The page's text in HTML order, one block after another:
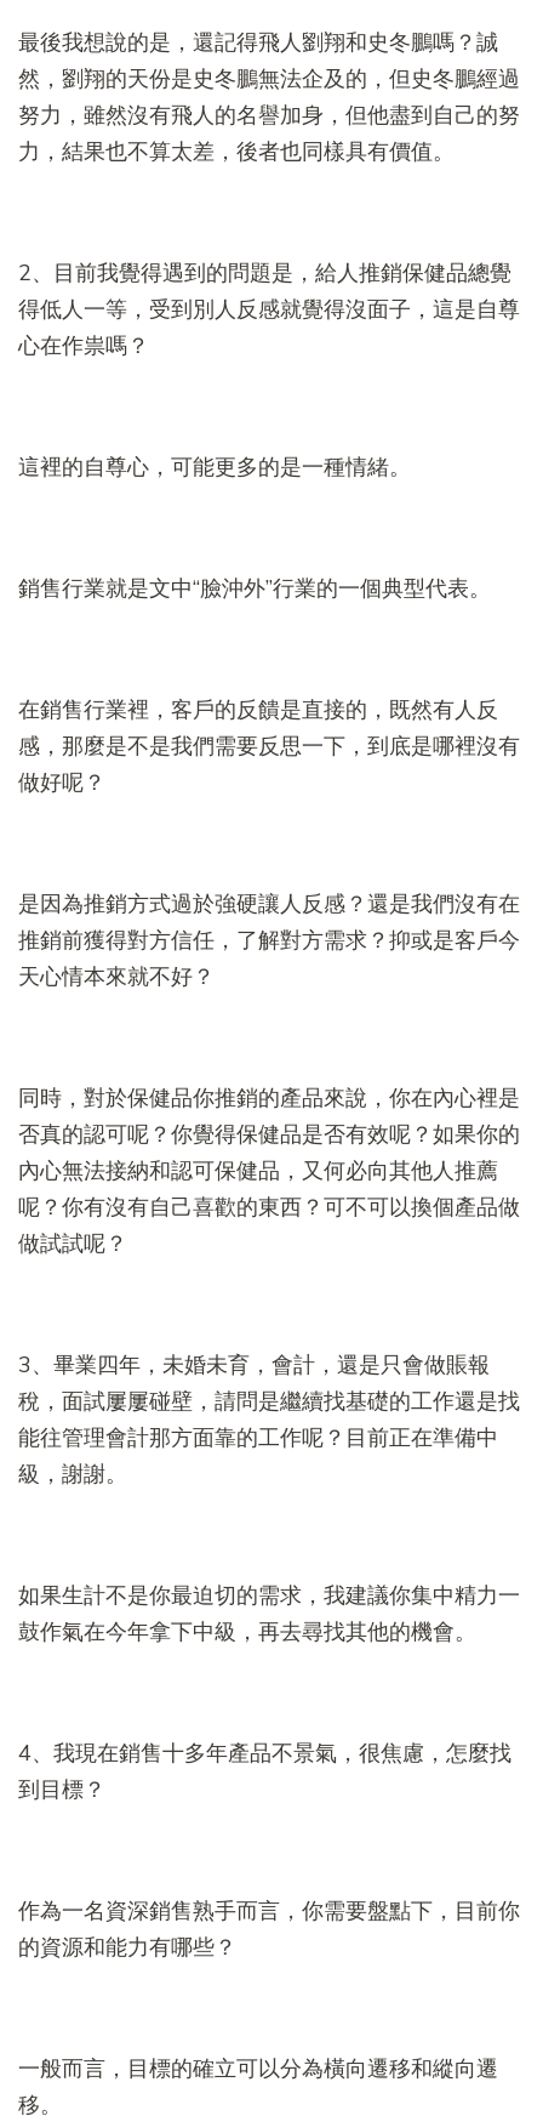
最後我想說的是，還記得飛人劉翔和史冬鵬嗎？誠
然，劉翔的天份是史冬鵬無法企及的，但史冬鵬經過
努力，雖然沒有飛人的名譽加身，但他盡到自己的努
力，結果也不算太差，後者也同樣具有價值。
2、目前我覺得遇到的問題是，給人推銷保健品總覺
得低人一等，受到別人反感就覺得沒面子，這是自尊
心在作祟嗎？
這裡的自尊心，可能更多的是一種情緒。
銷售行業就是文中“臉沖外”行業的一個典型代表。
在銷售行業裡，客戶的反饋是直接的，既然有人反
感，那麼是不是我們需要反思一下，到底是哪裡沒有
做好呢？
是因為推銷方式過於強硬讓人反感？還是我們沒有在
推銷前獲得對方信任，了解對方需求？抑或是客戶今
天心情本來就不好？
同時，對於保健品你推銷的產品來說，你在內心裡是
否真的認可呢？你覺得保健品是否有效呢？如果你的
內心無法接納和認可保健品，又何必向其他人推薦
呢？你有沒有自己喜歡的東西？可不可以換個產品做
做試試呢？
3、畢業四年，未婚未育，會計，還是只會做賬報
稅，面試屢屢碰壁，請問是繼續找基礎的工作還是找
能往管理會計那方面靠的工作呢？目前正在準備中
級，謝謝。
如果生計不是你最迫切的需求，我建議你集中精力一
鼓作氣在今年拿下中級，再去尋找其他的機會。
4、我現在銷售十多年產品不景氣，很焦慮，怎麼找
到目標？
作為一名資深銷售熟手而言，你需要盤點下，目前你
的資源和能力有哪些？
一般而言，目標的確立可以分為橫向遷移和縱向遷
移。